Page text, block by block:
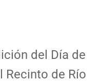
del Día de
Recinto de Río